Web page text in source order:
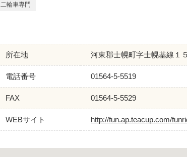
二輪車専門
所在地 河東郡士幌町字士幌基線１
電話番号 01564-5-5519
FAX 01564-5-5529
WEBサイト http://fun.ap.teacup.com/